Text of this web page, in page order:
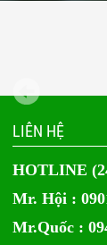
LIÊN HỆ
HOTLINE
Mr. Hội :
Mr.Quốc :